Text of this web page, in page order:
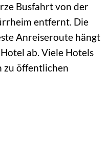
Busfahrt von der
entfernt. Die
Anreiseroute hängt
ab. Viele Hotels
zu öffentlichen